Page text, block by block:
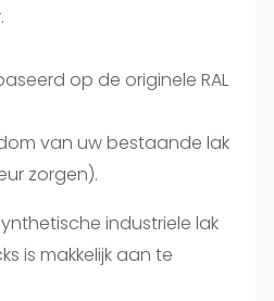
op de originele RAL
van uw bestaande lak
zorgen).
industriele lak
is makkelijk aan te